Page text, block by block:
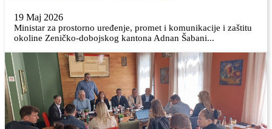
19 Maj 2026
Ministar za prostorno uređenje, promet i komunikacije i zaštitu
okoline Zeničko-dobojskog kantona Adnan Šabani...